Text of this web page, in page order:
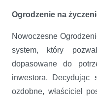
Ogrodzenie na
Nowoczesne
system, który
dopasowane do
inwestora. Decydując
ozdobne, właściciel